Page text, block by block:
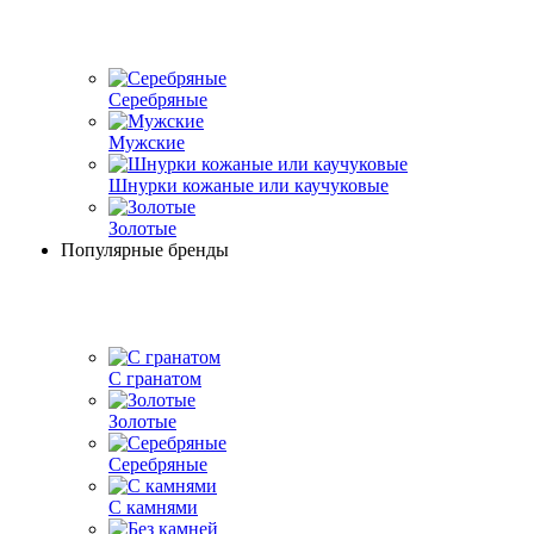
Серебряные
Мужские
Шнурки кожаные или каучуковые
Золотые
Популярные бренды
С гранатом
Золотые
Серебряные
С камнями